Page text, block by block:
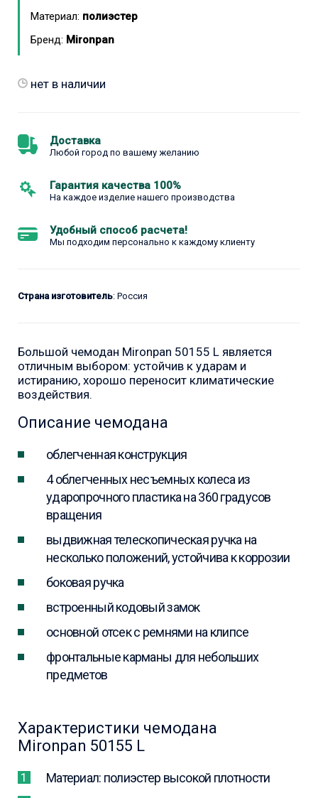
Материал: полиэстер
Бренд: Mironpan
нет в наличии
Доставка
Любой город по вашему желанию
Гарантия качества 100%
На каждое изделие нашего производства
Удобный способ расчета!
Мы подходим персонально к каждому клиенту
Страна изготовитель: Россия
Большой чемодан Mironpan 50155 L является
отличным выбором: устойчив к ударам и
истиранию, хорошо переносит климатические
воздействия.
Описание чемодана
облегченная конструкция
4 облегченных несъемных колеса из
ударопрочного пластика на 360 градусов
вращения
выдвижная телескопическая ручка на
несколько положений, устойчива к коррозии
боковая ручка
встроенный кодовый замок
основной отсек с ремнями на клипсе
фронтальные карманы для небольших
предметов
Характеристики чемодана
Mironpan 50155 L
Материал: полиэстер высокой плотности